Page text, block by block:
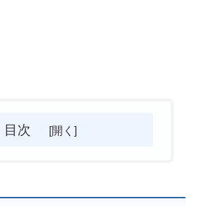
目次